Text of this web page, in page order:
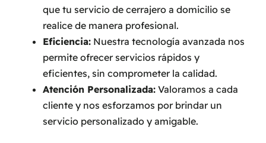
que tu servicio de cerrajero a domicilio se
realice de manera profesional.
Eficiencia: Nuestra tecnología avanzada nos
permite ofrecer servicios rápidos y
eficientes, sin comprometer la calidad.
Atención Personalizada: Valoramos a cada
cliente y nos esforzamos por brindar un
servicio personalizado y amigable.